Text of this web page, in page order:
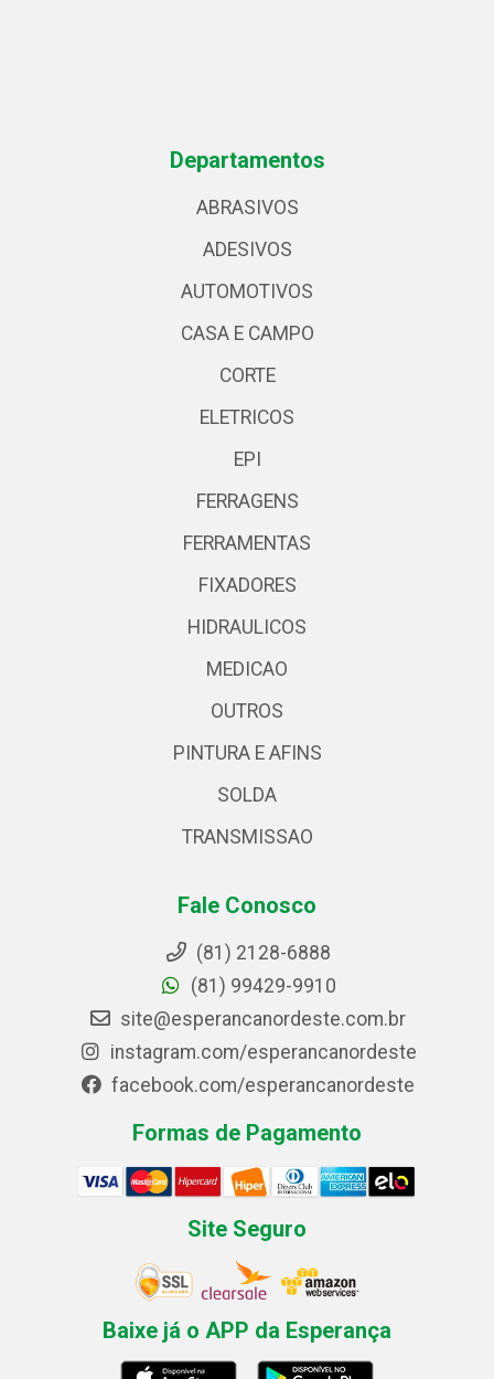
Departamentos
ABRASIVOS
ADESIVOS
AUTOMOTIVOS
CASA E CAMPO
CORTE
ELETRICOS
EPI
FERRAGENS
FERRAMENTAS
FIXADORES
HIDRAULICOS
MEDICAO
OUTROS
PINTURA E AFINS
SOLDA
TRANSMISSAO
Fale Conosco
(81) 2128-6888
(81) 99429-9910
site@esperancanordeste.com.br
instagram.com/esperancanordeste
facebook.com/esperancanordeste
Formas de Pagamento
Site Seguro
Baixe já o APP da Esperança